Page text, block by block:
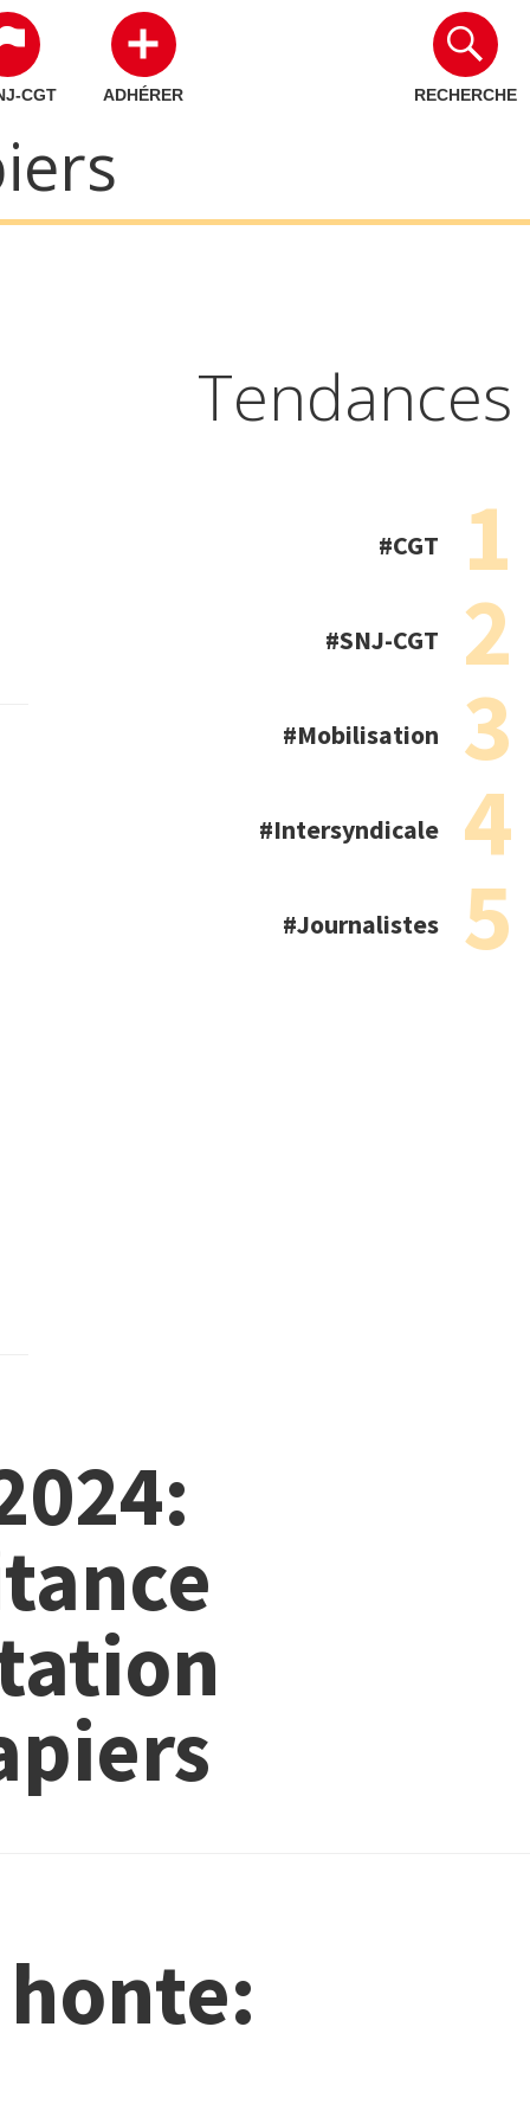
CGT ADHÉRER RECHERCHE
Tendances
CGT
SNJ-CGT
Mobilisation
Intersyndicale
Journalistes